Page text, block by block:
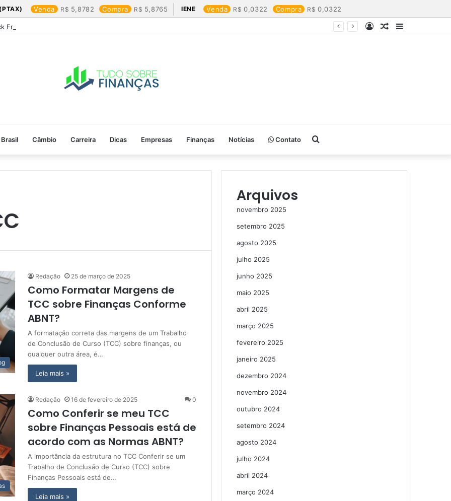
Venda 5,8782 Compra 5,8765 IENE Venda 0,0322 Compra 0,0322
Friday: os produtos que mais valem a pena
Barra
Artigo
Entrar
Brasil Câmbio Carreira Dicas Empresas Finanças Notícias Contato Procurar
por
Redação 25 de março de 2025
Como Formatar Margens de
TCC sobre Finanças Conforme
ABNT?
A formatação correta das margens de um Trabalho
de Conclusão de Curso (TCC) sobre finanças, ou
qualquer outra área, é…
Leia mais »
Redação 16 de fevereiro de 2025 0
Como Conferir se meu TCC
sobre Finanças Pessoais está de
acordo com as Normas ABNT?
A importância da estrutura no TCC Conferir se um
Trabalho de Conclusão de Curso (TCC) sobre
Finanças Pessoais está de…
Leia mais »
Arquivos
novembro 2025
setembro 2025
agosto 2025
julho 2025
junho 2025
maio 2025
abril 2025
março 2025
fevereiro 2025
janeiro 2025
dezembro 2024
novembro 2024
outubro 2024
setembro 2024
agosto 2024
julho 2024
abril 2024
março 2024